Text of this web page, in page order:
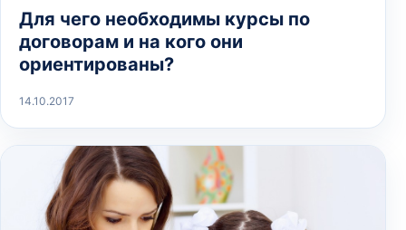
Для чего необходимы курсы по
договорам и на кого они
ориентированы?
14.10.2017